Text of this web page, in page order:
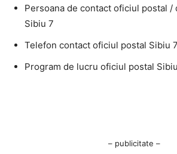
Persoana de contact oficiul postal
Sibiu 7
Telefon contact oficiul postal Sibiu 7
Program de lucru oficiul postal
– publicitate –